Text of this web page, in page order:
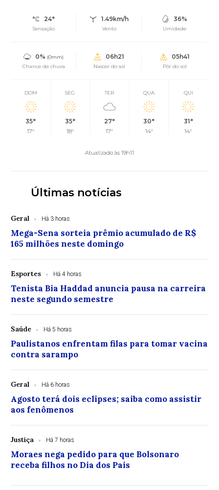
24°
Sensação
1.49km/h
Vento
36%
Umidade
0% (0mm)
Chance de chuva
06h21
Nascer do sol
05h41
Pôr do sol
DOM
35°
17°
SEG
35°
18°
TER
27°
17°
QUA
30°
14°
QUI
31°
14°
Atualizado às 19h11
Últimas notícias
Geral Há 3 horas
Mega-Sena sorteia prêmio acumulado de R$
165 milhões neste domingo
Esportes Há 4 horas
Tenista Bia Haddad anuncia pausa na carreira
neste segundo semestre
Saúde Há 5 horas
Paulistanos enfrentam filas para tomar vacina
contra sarampo
Geral Há 6 horas
Agosto terá dois eclipses; saiba como assistir
aos fenômenos
Justiça Há 7 horas
Moraes nega pedido para que Bolsonaro
receba filhos no Dia dos Pais